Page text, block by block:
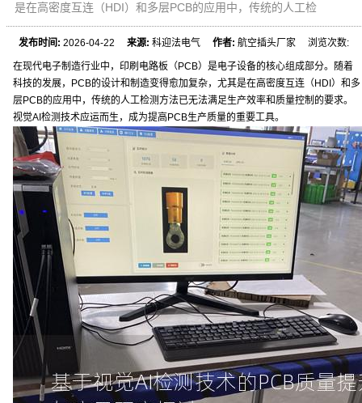
是在高密度互连（HDI）和多层PCB的应用中，传统的人工检
发布时间: 2026-04-22来源: 科迎法电气作者: 航空插头厂家 浏览次数:
在现代电子制造行业中，印刷电路板（PCB）是电子设备的核心组成部分。随着
科技的发展，PCB的设计和制造变得愈加复杂，尤其是在高密度互连（HDI）和多
层PCB的应用中，传统的人工检测方法已无法满足生产效率和质量控制的要求。
视觉AI检测技术应运而生，成为提高PCB生产质量的重要工具。